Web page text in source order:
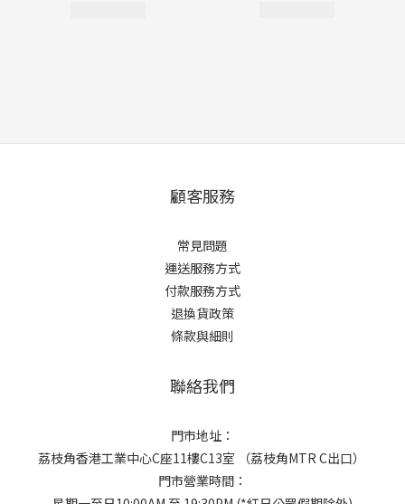
顧客服務
常見問題
運送服務方式
付款服務方式
退換貨政策
條款與細則
聯絡我們
門市地址：
荔枝角香港工業中心C座11樓C13室 （荔枝角MTR C出口）
門市營業時間：